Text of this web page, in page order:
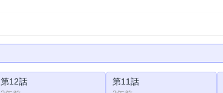
第12話 第11話